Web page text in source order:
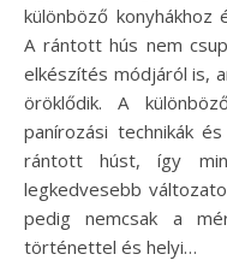
különböző konyhákhoz
A rántott hús nem
elkészítés módjáról is,
öröklődik. A
panírozási technikák
rántott húst, így
legkedvesebb
pedig nemcsak a
történettel és helyi…